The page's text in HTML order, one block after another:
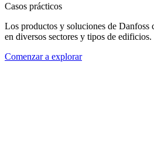
Casos prácticos
Los productos y soluciones de Danfoss
en diversos sectores y tipos de
Comenzar a explorar